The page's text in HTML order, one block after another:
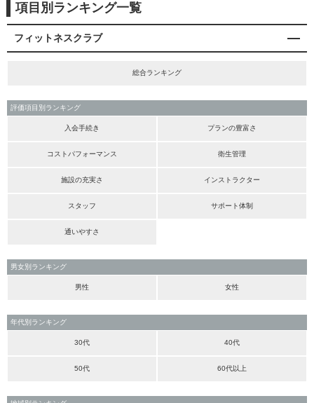
項目別ランキング一覧
フィットネスクラブ
総合ランキング
評価項目別ランキング
入会手続き プランの豊富さ
コストパフォーマンス 衛生管理
施設の充実さ インストラクター
スタッフ サポート体制
通いやすさ
男女別ランキング
男性 女性
年代別ランキング
30代 40代
50代 60代以上